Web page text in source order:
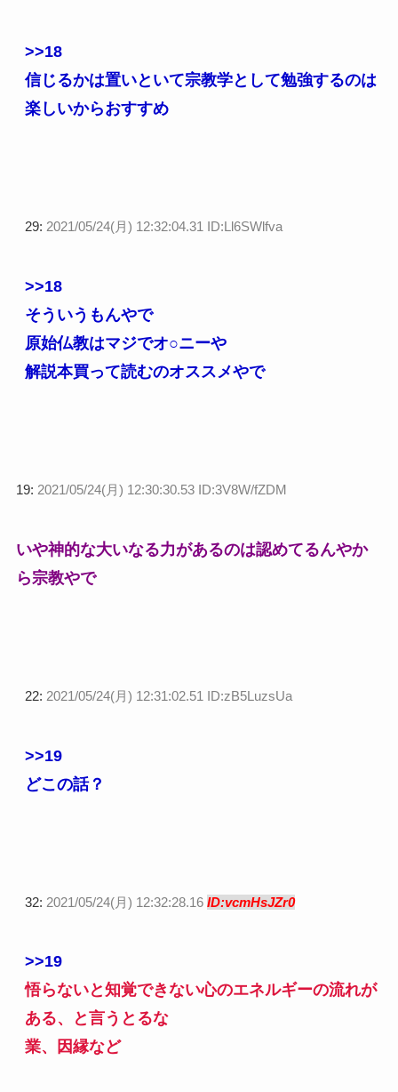
>>18
信じるかは置いといて宗教学として勉強するのは
楽しいからおすすめ
29: 2021/05/24(月) 12:32:04.31 ID:Ll6SWlfva
>>18
そういうもんやで
原始仏教はマジでオ○ニーや
解説本買って読むのオススメやで
19: 2021/05/24(月) 12:30:30.53 ID:3V8W/fZDM
いや神的な大いなる力があるのは認めてるんやか
ら宗教やで
22: 2021/05/24(月) 12:31:02.51 ID:zB5LuzsUa
>>19
どこの話？
32: 2021/05/24(月) 12:32:28.16 ID:vcmHsJZr0
>>19
悟らないと知覚できない心のエネルギーの流れが
ある、と言うとるな
業、因縁など